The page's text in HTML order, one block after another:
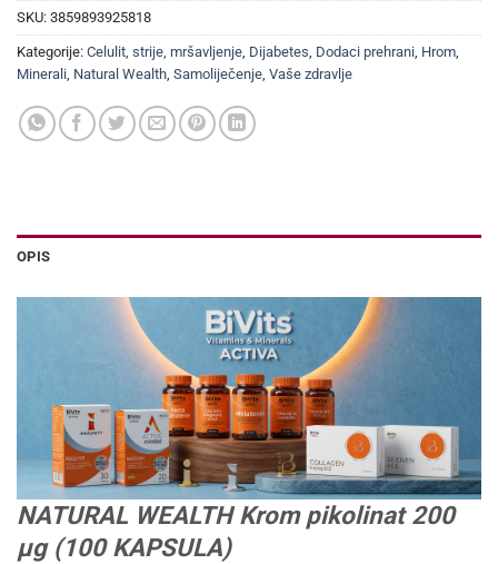
SKU: 3859893925818
Kategorije: Celulit, strije, mršavljenje Dijabetes Dodaci prehrani Hrom
Minerali Natural Wealth Samoliječenje Vaše zdravlje
OPIS
NATURAL WEALTH Krom pikolinat 200
μg (100 KAPSULA)